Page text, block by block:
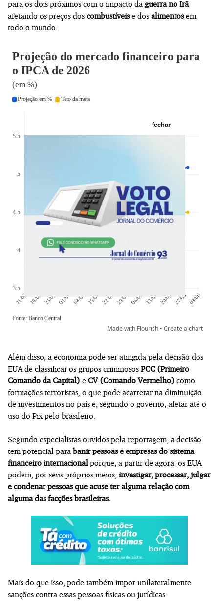
para os dois próximos com o impacto da guerra no Irã
afetando os preços dos combustíveise dos alimentosem
todo o mundo.
Além disso, a economia pode ser atingida pela decisão dos
EUA de classificar os grupos criminosos PCC (Primeiro
Comando da Capital) e CV (Comando Vermelho) como
formações terroristas, o que pode acarretar na diminuição
de investimentos no país e, segundo o governo, afetar até o
uso do Pix pelo brasileiro.
Segundo especialistas ouvidos pela reportagem, a decisão
tem potencial para banir pessoas e empresas do sistema
financeiro internacional porque, a partir de agora, os EUA
podem, por seus próprios meios, investigar, processar, julgar
e condenar pessoas que acuse ter alguma relação com
alguma das facções brasileiras.
Mais do que isso, pode também impor unilateralmente
sanções contra essas pessoas físicas ou jurídicas.
fechar